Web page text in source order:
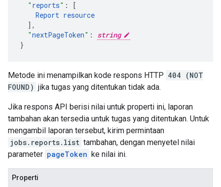
" reports" :
[
Report resource
],
"nextPageToken" :
string
}
Metode ini menampilkan kode respons HTTP 404 (NOT
FOUND) jika tugas yang ditentukan tidak ada.
Jika respons API berisi nilai untuk properti ini, laporan
tambahan akan tersedia untuk tugas yang ditentukan. Untuk
mengambil laporan tersebut, kirim permintaan
jobs.reports.list tambahan, dengan menyetel nilai
parameter pageToken ke nilai ini.
Properti